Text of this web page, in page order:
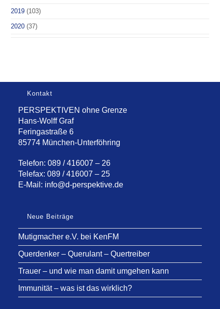
2019 (103)
2020 (37)
Kontakt
PERSPEKTIVEN ohne Grenze
Hans-Wolff Graf
Feringastraße 6
85774 München-Unterföhring
Telefon: 089 / 416007 – 26
Telefax: 089 / 416007 – 25
E-Mail: info@d-perspektive.de
Neue Beiträge
Mutigmacher e.V. bei KenFM
Querdenker – Querulant – Quertreiber
Trauer – und wie man damit umgehen kann
Immunität – was ist das wirklich?